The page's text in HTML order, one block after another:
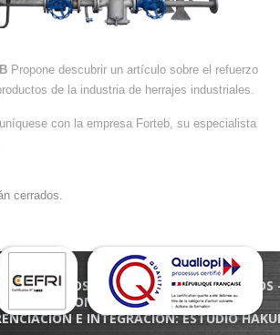
Propone descubrir un artículo sobre el refuerzo
de la industria de herrajes industriales.
con la empresa Forteb, su especialista
cerrados.
- TODOS LOS DERECHOS RESERVADOS
CONDICIONES LEGALES
E INTEGRACIÓN:ESTUDIO